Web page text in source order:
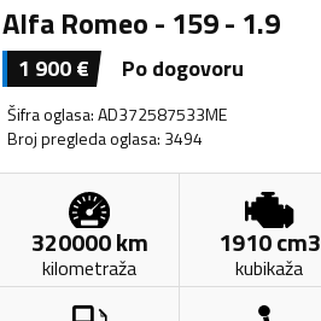
Alfa Romeo - 159 - 1.9
1 900€ Po dogovoru
Šifra oglasa:AD372587533ME
Broj pregleda oglasa: 3494
320000km
kilometraža
1910cm3
kubikaža